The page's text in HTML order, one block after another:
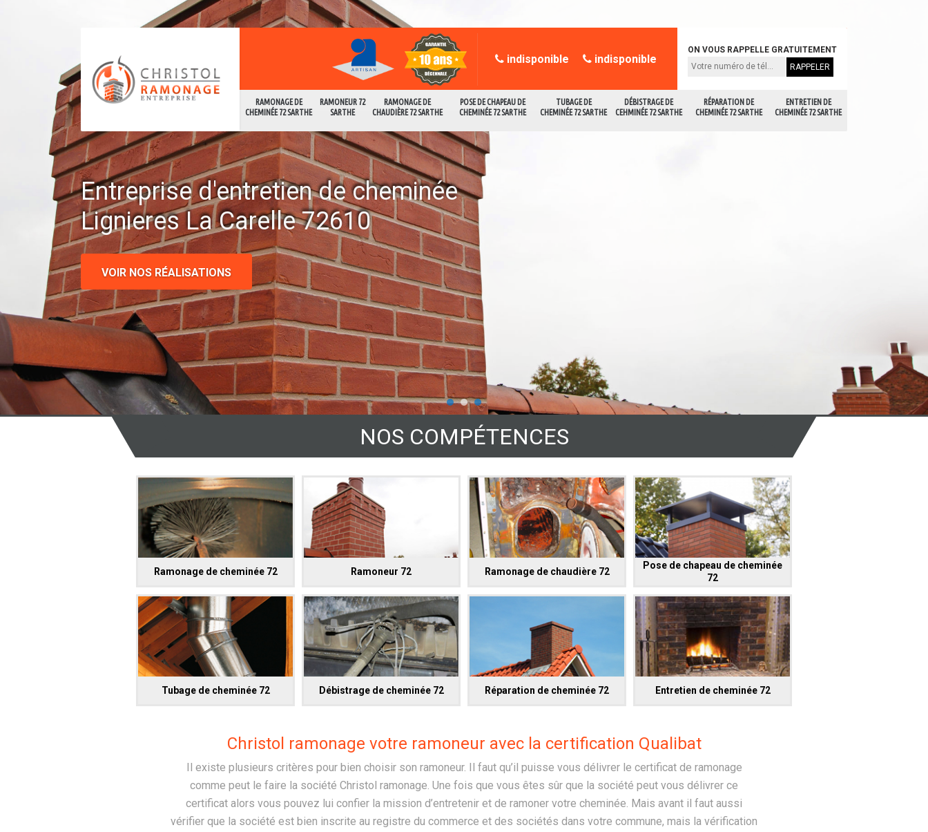
RAMONAGE DE
CHEMINÉE 72 SARTHE
RAMONEUR 72
SARTHE
RAMONAGE DE
CHAUDIÈRE 72 SARTHE
POSE DE CHAPEAU DE
CHEMINÉE 72 SARTHE
TUBAGE DE
CHEMINÉE 72 SARTHE
DÉBISTRAGE DE
CEHMINÉE 72 SARTHE
RÉPARATION DE
CHEMINÉE 72 SARTHE
ENTRETIEN DE
CHEMINÉE 72 SARTHE
indisponible indisponible
ON VOUS RAPPELLE GRATUITEMENT
Entreprise d'entretien de cheminée
Lignieres La Carelle 72610
VOIR NOS RÉALISATIONS
NOS COMPÉTENCES
Ramonage de cheminée 72 Ramoneur 72 Ramonage de chaudière 72
Pose de chapeau de cheminée
72
Tubage de cheminée 72 Débistrage de cheminée 72 Réparation de cheminée 72 Entretien de cheminée 72
Christol ramonage votre ramoneur avec la certification Qualibat
Il existe plusieurs critères pour bien choisir son ramoneur. Il faut qu’il puisse vous délivrer le certificat de ramonage
comme peut le faire la société Christol ramonage. Une fois que vous êtes sûr que la société peut vous délivrer ce
certificat alors vous pouvez lui confier la mission d’entretenir et de ramoner votre cheminée. Mais avant il faut aussi
vérifier que la société est bien inscrite au registre du commerce et des sociétés dans votre commune, mais la vérification